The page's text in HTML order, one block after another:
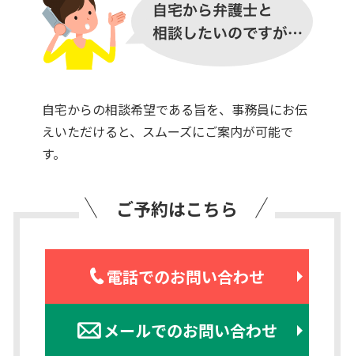
自宅からの相談希望である旨を、事務員にお伝
えいただけると、スムーズにご案内が可能で
す。
ご予約はこちら
電話でのお問い合わせ
メールでのお問い合わせ